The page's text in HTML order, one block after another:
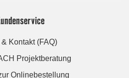
& Kontakt (FAQ)
Projektberatung
Onlinebestellung